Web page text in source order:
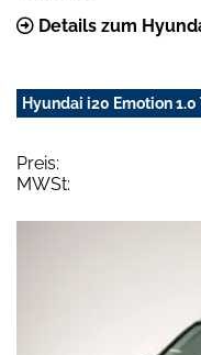
Details zum
Hyundai i20 Emotion
Preis:
MWSt: